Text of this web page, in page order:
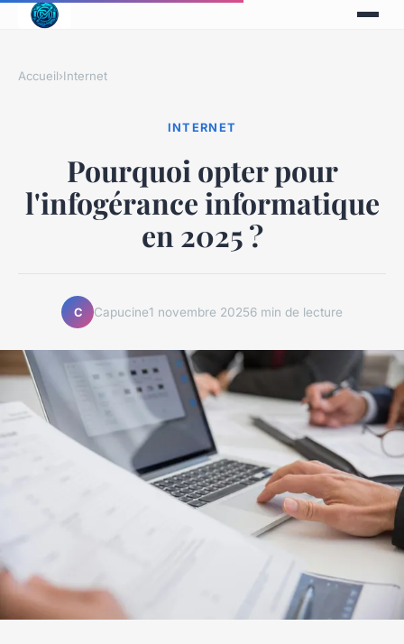
Accueil›Internet
INTERNET
Pourquoi opter pour
l'infogérance informatique
en 2025 ?
C Capucine1 novembre 20256 min de lecture